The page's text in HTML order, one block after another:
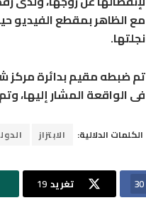
مع الظاهر بمقطع الفيديو
نجلتها.
تم ضبطه مقيم بدائرة مركز
فى الواقعة المشار إليها،
الكلمات الدلالية: الابتزاز الدولة
30 تغريد 19